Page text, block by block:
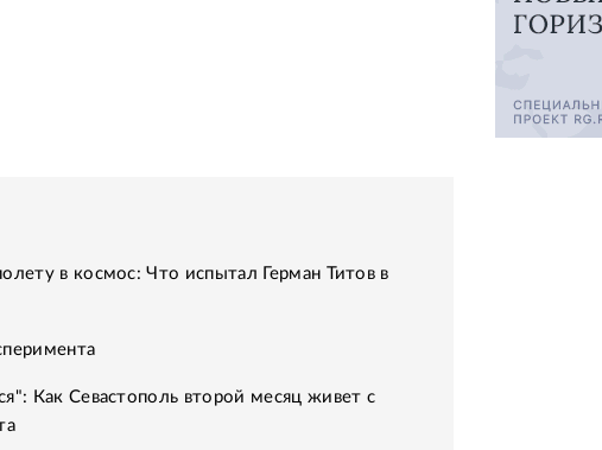
в космос: Что испытал Герман Титов в
Как Севастополь второй месяц живет с